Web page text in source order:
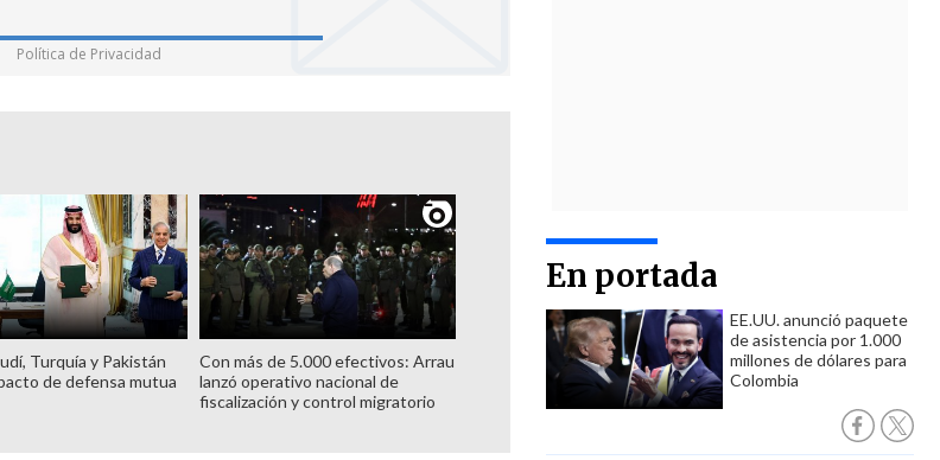
En portada
EE.UU. anunció paquete
de asistencia por 1.000
millones de dólares para
Colombia
Política de Privacidad
Turquía y Pakistán
de defensa mutua
Con más de 5.000 efectivos: Arrau
lanzó operativo nacional de
fiscalización y control migratorio